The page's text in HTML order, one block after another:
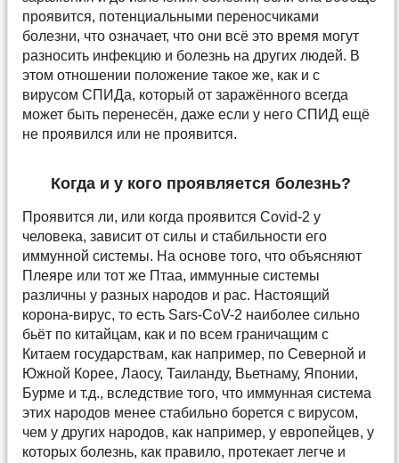
проявится, потенциальными переносчиками
болезни, что означает, что они всё это время могут
разносить инфекцию и болезнь на других людей. В
этом отношении положение такое же, как и с
вирусом СПИДа, который от заражённого всегда
может быть перенесён, даже если у него СПИД ещё
не проявился или не проявится.
Когда и у кого проявляется болезнь?
Проявится ли, или когда проявится Covid-2 у
человека, зависит от силы и стабильности его
иммунной системы. На основе того, что объясняют
Плеяре или тот же Птаа, иммунные системы
различны у разных народов и рас. Настоящий
корона-вирус, то есть Sars-CoV-2 наиболее сильно
бьёт по китайцам, как и по всем граничащим с
Китаем государствам, как например, по Северной и
Южной Корее, Лаосу, Таиланду, Вьетнаму, Японии,
Бурме и т.д., вследствие того, что иммунная система
этих народов менее стабильно борется с вирусом,
чем у других народов, как например, у европейцев, у
которых болезнь, как правило, протекает легче и